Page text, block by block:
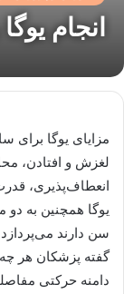
انجام
مزایای یوگا
لغزش و افتادن،
انعطاف‌پذیری،
یوگا همچنین به دو
سن دارند
گفته پزشکان هر
دامنه حرکتی